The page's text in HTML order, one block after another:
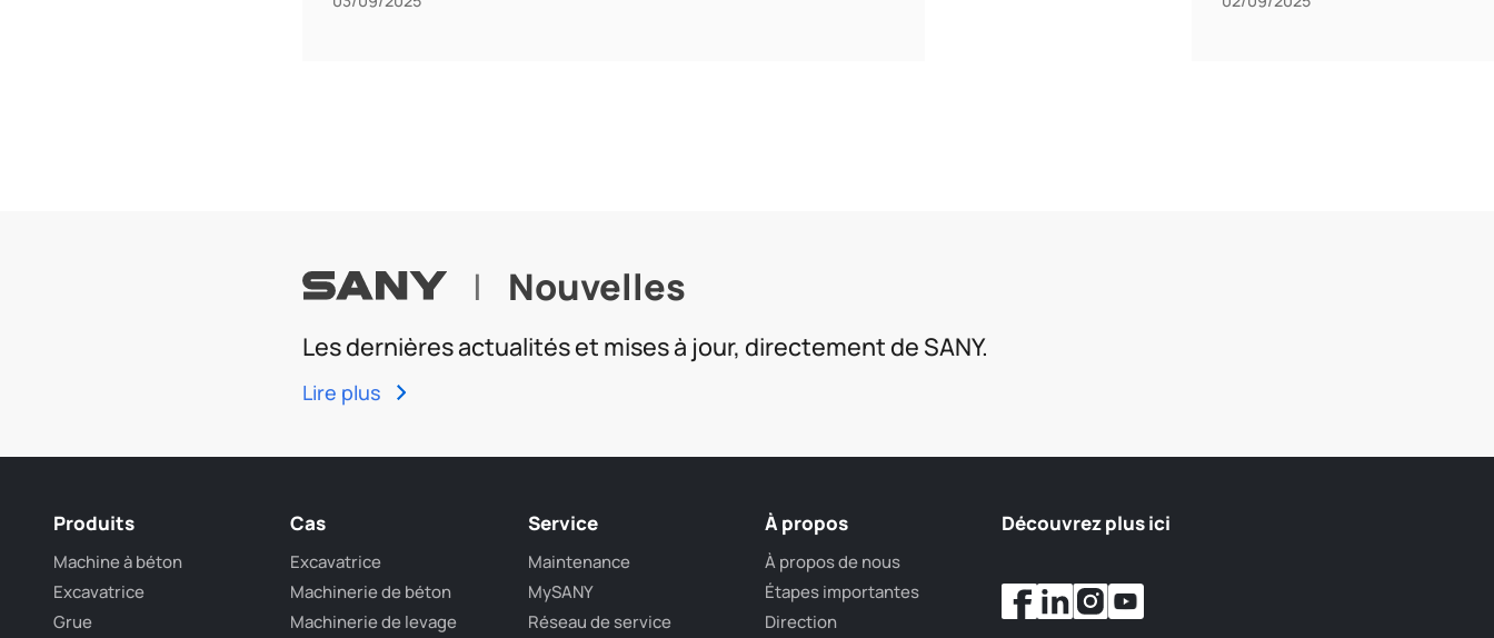
| Nouvelles
Les dernières actualités et mises à jour, directement de SANY.
Lire plus
Produits
Machine à béton
Excavatrice
Grue
Cas
Excavatrice
Machinerie de béton
Machinerie de levage
Service
Maintenance
MySANY
Réseau de service
À propos
À propos de nous
Étapes importantes
Direction
Découvrez plus ici